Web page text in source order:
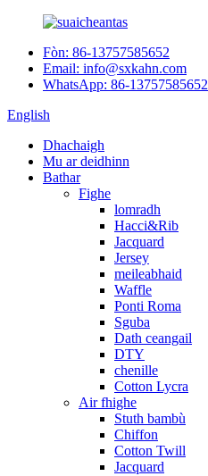
Fòn: 86-13757585652
Email: info@sxkahn.com
WhatsApp: 86-13757585652
English
Dhachaigh
Mu ar deidhinn
Bathar
Fighe
lomradh
Hacci&Rib
Jacquard
Jersey
meileabhaid
Waffle
Ponti Roma
Sguba
Dath ceangail
DTY
chenille
Cotton Lycra
Air fhighe
Stuth bambù
Chiffon
Cotton Twill
Jacquard